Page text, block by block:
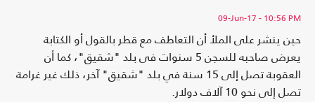
09-Jun-17 - 10:56 PM
حين ينشر على الملأ أن التعاطف مع قطر بالقول أو الكتابة
يعرض صاحبه للسجن 5 سنوات فى بلد "شقيق"، كما أن
العقوبة تصل إلى 15 سنة في بلد "شقيق" آخر، ذلك غير غرامة
تصل إلى نحو 10 آلاف دولار.